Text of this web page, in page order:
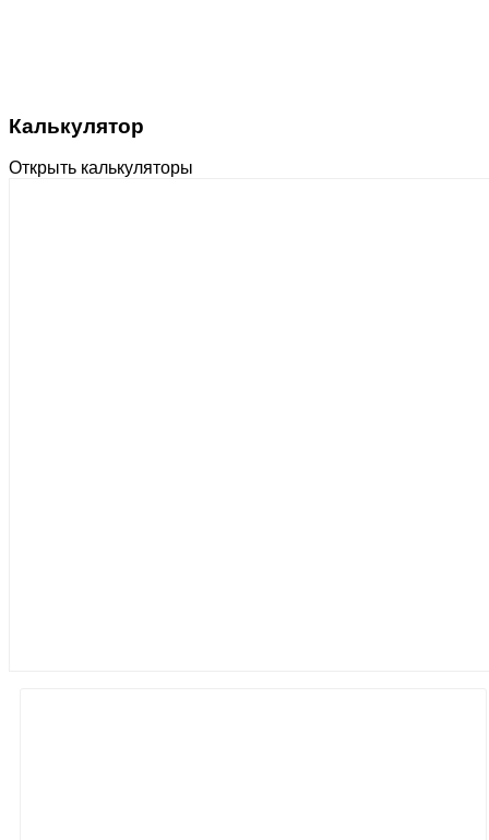
Калькулятор
Открыть калькуляторы